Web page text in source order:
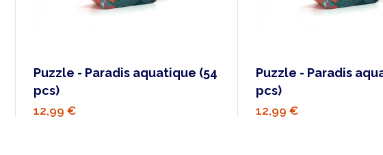
Puzzle - Paradis aquatique (54
pcs)
12,99 €
Puzzle - Paradis
pcs)
12,99 €